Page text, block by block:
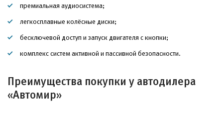
премиальная аудиосистема;
легкосплавные колёсные диски;
бесключевой доступ и запуск двигателя с кнопки;
комплекс систем активной и пассивной безопасности.
Преимущества покупки у автодилера
«Автомир»